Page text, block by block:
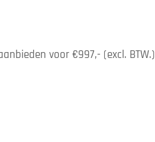
voor €997,- (excl. BTW.)